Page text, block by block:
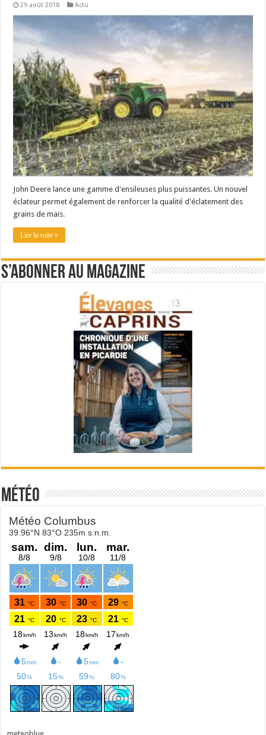
29 août 2018 Actu
John Deere lance une gamme d'ensileuses plus puissantes. Un nouvel
éclateur permet également de renforcer la qualité d'éclatement des
grains de maïs.
Lire la suite »
S’abonner au magazine
Météo